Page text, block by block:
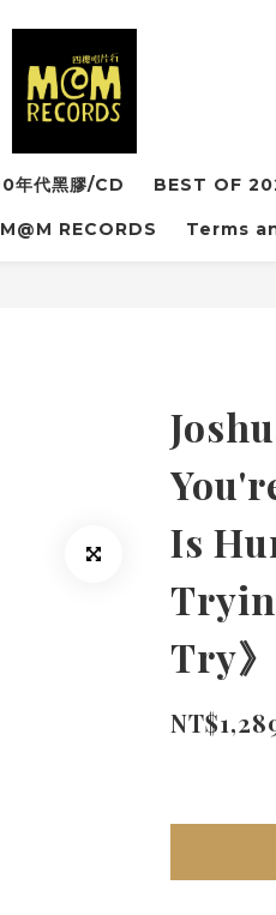
年代黑膠/CD BEST OF
RECORDS Terms
Is
Try》